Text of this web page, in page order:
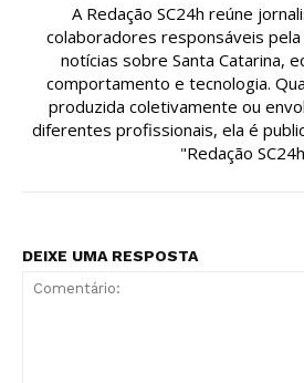
A Redação SC24h reúne
colaboradores responsáveis
notícias sobre Santa Catarina,
comportamento e tecnologia.
produzida coletivamente ou
diferentes profissionais, ela é
"Redação
DEIXE UMA RESPOSTA